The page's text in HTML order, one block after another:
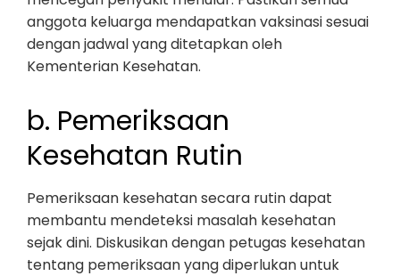
anggota keluarga mendapatkan vaksinasi sesuai
dengan jadwal yang ditetapkan oleh
Kementerian Kesehatan.
b. Pemeriksaan
Kesehatan Rutin
Pemeriksaan kesehatan secara rutin dapat
membantu mendeteksi masalah kesehatan
sejak dini. Diskusikan dengan petugas kesehatan
tentang pemeriksaan yang diperlukan untuk